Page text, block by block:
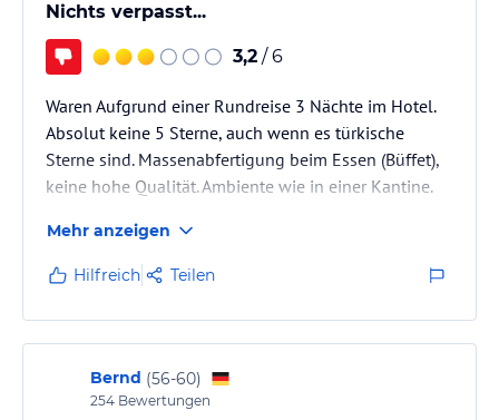
Nichts verpasst...
3,2 / 6
Waren Aufgrund einer Rundreise 3 Nächte im Hotel.
Absolut keine 5 Sterne, auch wenn es türkische
Sterne sind. Massenabfertigung beim Essen (Büffet),
keine hohe Qualität. Ambiente wie in einer Kantine.
und Abreisende Gäste Morgens, wegen Abholung
Ballonflüge.
Hotel wenn es geht vermeiden. Im Umkreis gibt es
nettere, kleinere Hotels die angenehmerund ruhiger
sind.
Mehr anzeigen
Hilfreich Teilen
Bernd (56-60)
254 Bewertungen